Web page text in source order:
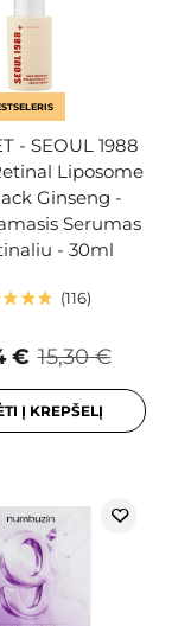
- SEOUL 1988
Liposome
Ginseng -
Serumas
- 30ml
116
15,30 €
€
Į KREPŠELĮ